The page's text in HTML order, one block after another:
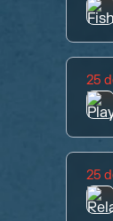
25
25